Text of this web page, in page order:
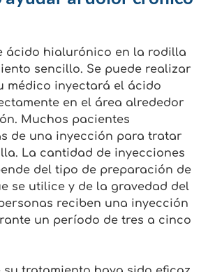
ácido hialurónico en la rodilla
sencillo. Se puede realizar
médico inyectará el ácido
en el área alrededor
Muchos pacientes
de una inyección para tratar
La cantidad de inyecciones
del tipo de preparación de
se utilice y de la gravedad del
reciben una inyección
un período de tres a cinco